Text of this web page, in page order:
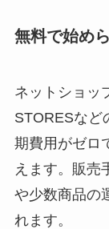
無料で始め
ネットショッ
STORESなど
期費用がゼロ
えます。販売
や少数商品の
れます。